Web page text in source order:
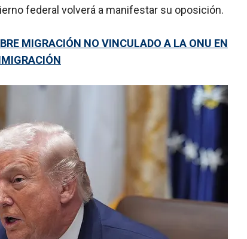
federal volverá a manifestar su oposición.
MIGRACIÓN NO VINCULADO A LA ONU EN